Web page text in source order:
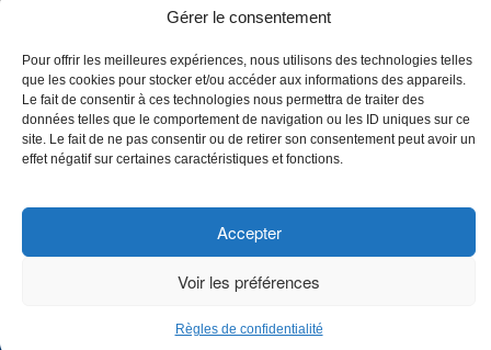
Gérer le consentement
Pour offrir les meilleures expériences, nous utilisons des technologies telles
que les cookies pour stocker et/ou accéder aux informations des appareils.
Le fait de consentir à ces technologies nous permettra de traiter des
données telles que le comportement de navigation ou les ID uniques sur ce
site. Le fait de ne pas consentir ou de retirer son consentement peut avoir un
effet négatif sur certaines caractéristiques et fonctions.
Accepter
Voir les préférences
Règles de confidentialité
OÙ NOUS TROUVER
Campus principal
3800, rue Sherbrooke Est
Montréal (Québec) H1X 2A2
Consultez lesheures d'ouverture
© 2026 Collège de Maisonneuve. Tous droits réservés.
Plan du site
CHOISISSEZ UN PROFIL